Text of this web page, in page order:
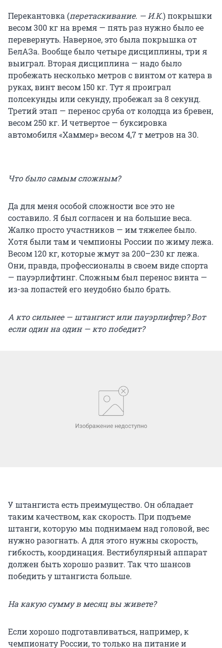
Перекантовка (перетаскивание. — И.К.) покрышки
весом 300 кг на время — пять раз нужно было ее
перевернуть. Наверное, это была покрышка от
БелАЗа. Вообще было четыре дисциплины, три я
выиграл. Вторая дисциплина — надо было
пробежать несколько метров с винтом от катера в
руках, винт весом 150 кг. Тут я проиграл
полсекунды или секунду, пробежал за 8 секунд.
Третий этап — перенос сруба от колодца из бревен,
весом 250 кг. И четвертое — буксировка
автомобиля «Хаммер» весом 4,7 т метров на 30.
Что было самым сложным?
Да для меня особой сложности все это не
составило. Я был согласен и на большие веса.
Жалко просто участников — им тяжелее было.
Хотя были там и чемпионы России по жиму лежа.
Весом 120 кг, которые жмут за 200–230 кг лежа.
Они, правда, профессионалы в своем виде спорта
— пауэрлифтинг. Сложным был перенос винта —
из-за лопастей его неудобно было брать.
А кто сильнее — штангист или пауэрлифтер? Вот
если один на один — кто победит?
У штангиста есть преимущество. Он обладает
таким качеством, как скорость. При подъеме
штанги, которую мы поднимаем над головой, вес
нужно разогнать. А для этого нужны скорость,
гибкость, координация. Вестибулярный аппарат
должен быть хорошо развит. Так что шансов
победить у штангиста больше.
На какую сумму в месяц вы живете?
Если хорошо подготавливаться, например, к
чемпионату России, то только на питание и